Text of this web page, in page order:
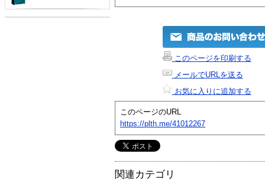
このページを印刷する
メールでURLを送る
お気に入りに追加する
このページのURL
https://plth.me/41012267
関連カテゴリ